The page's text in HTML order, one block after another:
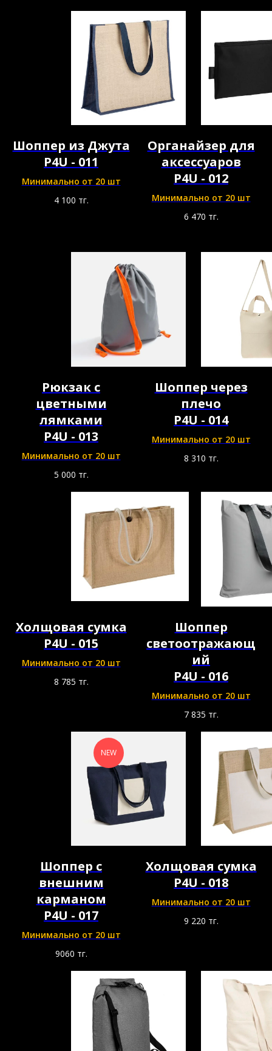
Шоппер из Джута
P4U - 011
Минимально от 20 шт
4 100 тг.
Органайзер для
аксессуаров
P4U - 012
Минимально от 20 шт
6 470 тг.
Рюкзак с
цветными
лямками
P4U - 013
Минимально от 20 шт
5 000 тг.
Шоппер через
плечо
P4U - 014
Минимально от 20 шт
8 310 тг.
Холщовая сумка
P4U - 015
Минимально от 20 шт
8 785 тг.
Шоппер
светоотражающ
ий
P4U - 016
Минимально от 20 шт
7 835 тг.
NEW
Шоппер с
внешним
карманом
P4U - 017
Минимально от 20 шт
9060 тг.
Холщовая сумка
P4U - 018
Минимально от 20 шт
9 220 тг.